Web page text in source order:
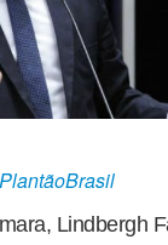
PlantãoBrasil
Lindbergh